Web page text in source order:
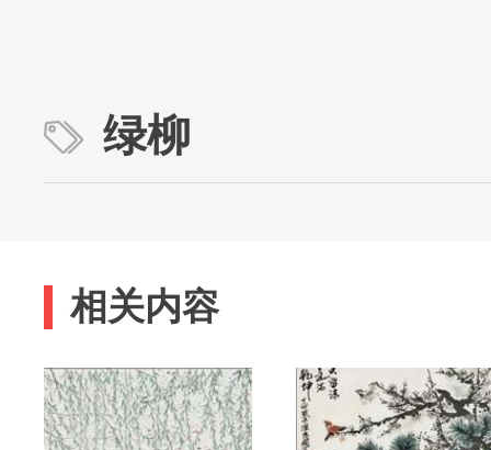
绿柳
相关内容